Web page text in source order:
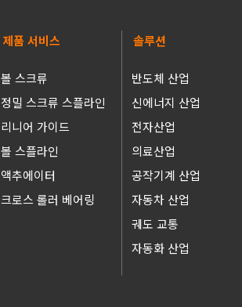
제품 서비스
볼 스크류
정밀 스크류 스플라인
리니어 가이드
볼 스플라인
액추에이터
크로스 롤러 베어링
솔루션
반도체 산업
신에너지 산업
전자산업
의료산업
공작기계 산업
자동차 산업
궤도 교통
자동화 산업